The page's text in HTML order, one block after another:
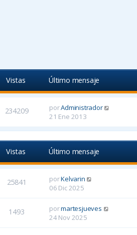
Vistas Último mensaje
234209 porAdministrador
21 Ene 2013
Vistas Último mensaje
25841 porKelvarin
06 Dic 2025
1493 pormartesjueves
24 Nov 2025